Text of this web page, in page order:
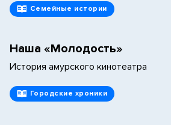
Семейные истории
Наша «Молодость»
История амурского кинотеатра
Городские хроники